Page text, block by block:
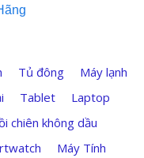
Tủ đông
Máy lạnh
Tablet
Laptop
chiên không dầu
Máy Tính